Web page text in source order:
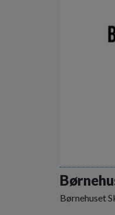
Børnehuset